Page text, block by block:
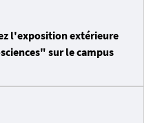
l'exposition extérieure
sur le campus